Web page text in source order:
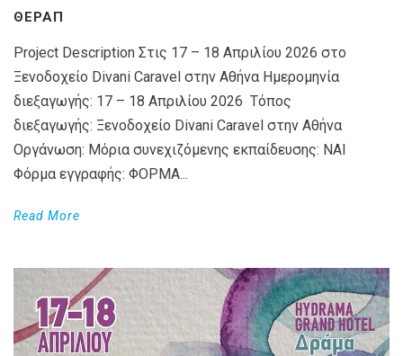
ΘΕΡΑΠ
Project Description Στις 17 – 18 Απριλίου 2026 στο
Ξενοδοχείο Divani Caravel στην Αθήνα Ημερομηνία
διεξαγωγής: 17 – 18 Απριλίου 2026 Τόπος
διεξαγωγής: Ξενοδοχείο Divani Caravel στην Αθήνα
Οργάνωση: Μόρια συνεχιζόμενης εκπαίδευσης: ΝΑΙ
Φόρμα εγγραφής: ΦΟΡΜΑ...
Read More